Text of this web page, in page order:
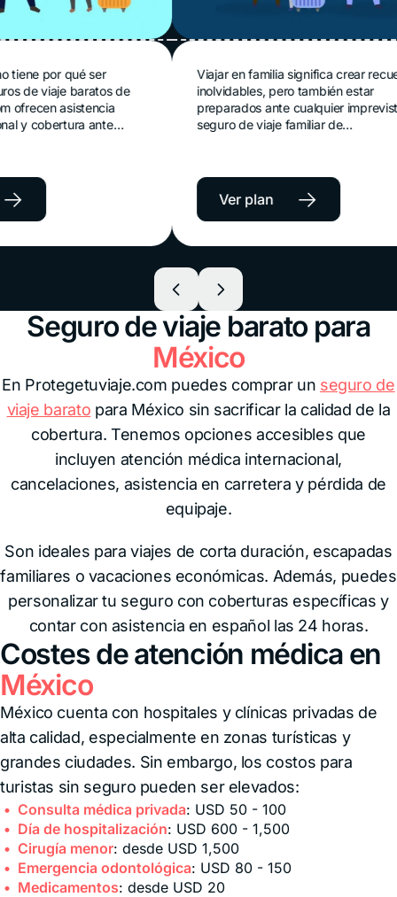
viaje
qué ser
baratos de
asistencia
ante
Seguro de viaje
familiar
Viajar en familia significa crear recuerdos
inolvidables, pero también estar
preparados ante cualquier imprevisto. El
seguro de viaje familiar de
todos los integrantes del viaje,
permitiéndoles disfrutar sus vacaciones con
tranquilidad y respaldo en cualquier
destino.
Ver plan →
Seguro de viaje barato para
México
En Protegetuviaje.com puedes comprar un seguro de
viaje barato para México sin sacrificar la calidad de la
cobertura. Tenemos opciones accesibles que
incluyen atención médica internacional,
cancelaciones, asistencia en carretera y pérdida de
equipaje.
Son ideales para viajes de corta duración, escapadas
familiares o vacaciones económicas. Además, puedes
personalizar tu seguro con coberturas específicas y
contar con asistencia en español las 24 horas.
Costes de atención médica en
México
México cuenta con hospitales y clínicas privadas de
alta calidad, especialmente en zonas turísticas y
grandes ciudades. Sin embargo, los costos para
turistas sin seguro pueden ser elevados:
Consulta médica privada: USD 50 - 100
Día de hospitalización: USD 600 - 1,500
Cirugía menor: desde USD 1,500
Emergencia odontológica: USD 80 - 150
Medicamentos: desde USD 20